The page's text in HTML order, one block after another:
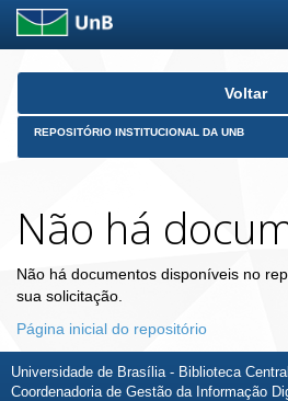
Skip
Voltar
REPOSITÓRIO INSTITUCIONAL DA UNB
Não há
Não há documentos disponíveis no
sua solicitação.
Página inicial do repositório
Universidade de Brasília - Biblioteca Central
Coordenadoria de Gestão da Informação